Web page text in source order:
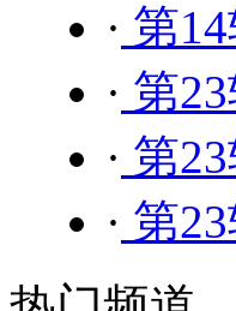
· 第
· 第
· 第
· 第